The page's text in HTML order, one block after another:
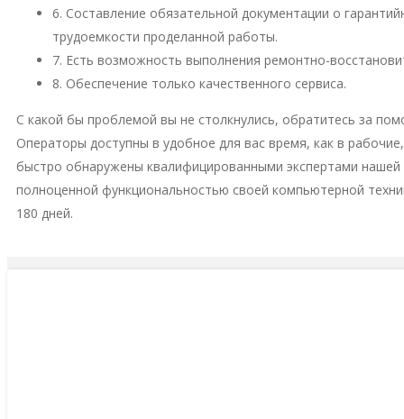
6. Составление обязательной документации о
трудоемкости проделанной работы.
7. Есть возможность выполнения ремонтно-
8. Обеспечение только качественного сервиса.
С какой бы проблемой вы не столкнулись, обратитесь за
Операторы доступны в удобное для вас время, как в
быстро обнаружены квалифицированными экспертами
полноценной функциональностью своей компьютерной
180 дней.